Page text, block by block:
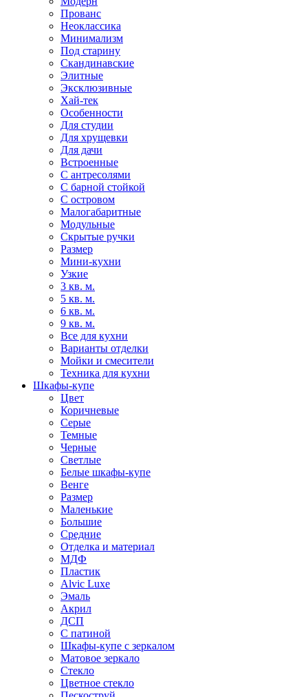
Прованс
Неоклассика
Минимализм
Под старину
Скандинавские
Элитные
Эксклюзивные
Хай-тек
Особенности
Для студии
Для хрущевки
Для дачи
Встроенные
С антресолями
С барной стойкой
С островом
Малогабаритные
Модульные
Скрытые ручки
Размер
Мини-кухни
Узкие
3 кв. м.
5 кв. м.
6 кв. м.
9 кв. м.
Все для кухни
Варианты отделки
Мойки и смесители
Техника для кухни
Шкафы-купе
Цвет
Коричневые
Серые
Темные
Черные
Светлые
Белые шкафы-купе
Венге
Размер
Маленькие
Большие
Средние
Отделка и материал
МДФ
Пластик
Alvic Luxe
Эмаль
Акрил
ДСП
С патиной
Шкафы-купе с зеркалом
Матовое зеркало
Стекло
Цветное стекло